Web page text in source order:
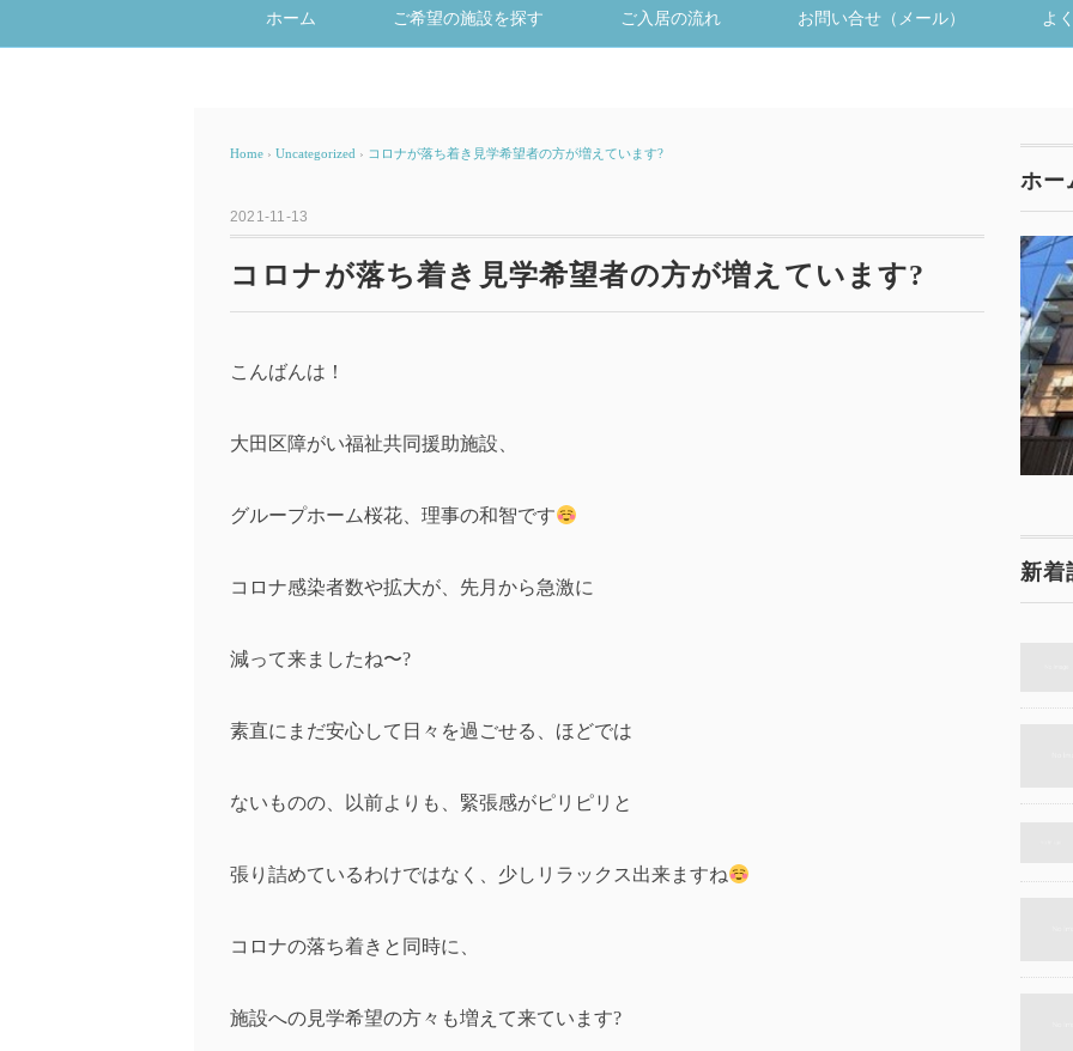
ホーム ご希望の施設を探す ご入居の流れ お問い合せ（メール） よ
Home › Uncategorized › コロナが落ち着き見学希望者の方が増えています?
2021-11-13
コロナが落ち着き見学希望者の方が増えています?
こんばんは！
大田区障がい福祉共同援助施設、
グループホーム桜花、理事の和智です
コロナ感染者数や拡大が、先月から急激に
減って来ましたね〜?
素直にまだ安心して日々を過ごせる、ほどでは
ないものの、以前よりも、緊張感がピリピリと
張り詰めているわけではなく、少しリラックス出来ますね
コロナの落ち着きと同時に、
施設への見学希望の方々も増えて来ています?
ホー
新着